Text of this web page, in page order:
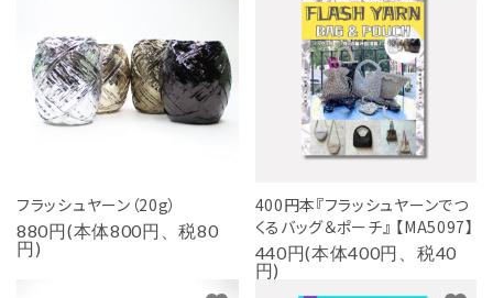
フラッシュヤーン（20g）
880円(本体800円、税80
円)
400円本『フラッシュヤーンでつ
くるバッグ＆ポーチ』 【MA5097】
440円(本体400円、税40
円)